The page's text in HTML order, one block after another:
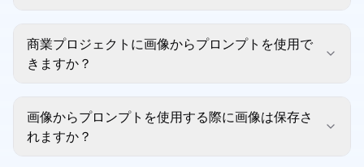
商業プロジェクトに画像からプロンプトを使用で
きますか？
画像からプロンプトを使用する際に画像は保存さ
れますか？